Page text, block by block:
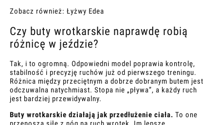
Zobacz również: Łyżwy Edea
Czy buty wrotkarskie naprawdę robią
różnicę w jeździe?
Tak, i to ogromną. Odpowiedni model poprawia kontrolę,
stabilność i precyzję ruchów już od pierwszego treningu.
Różnica między przeciętnym a dobrze dobranym butem jest
odczuwalna natychmiast. Stopa nie „pływa”, a każdy ruch
jest bardziej przewidywalny.
Buty wrotkarskie działają jak przedłużenie ciała. To one